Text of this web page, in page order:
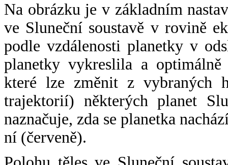
Na obrázku je v základním
ve Sluneční soustavě v rovině
podle vzdálenosti planetky v
planetky vykreslila a
které lze změnit z vybraných
trajektorií) některých planet
naznačuje, zda se planetka
ní (červeně).